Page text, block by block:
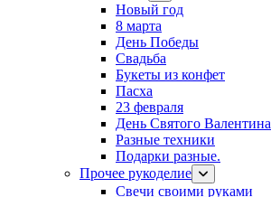
Новый год
8 марта
День Победы
Свадьба
Букеты из конфет
Пасха
23 февраля
День Святого Валентина
Разные техники
Подарки разные.
Прочее рукоделие
Свечи своими руками